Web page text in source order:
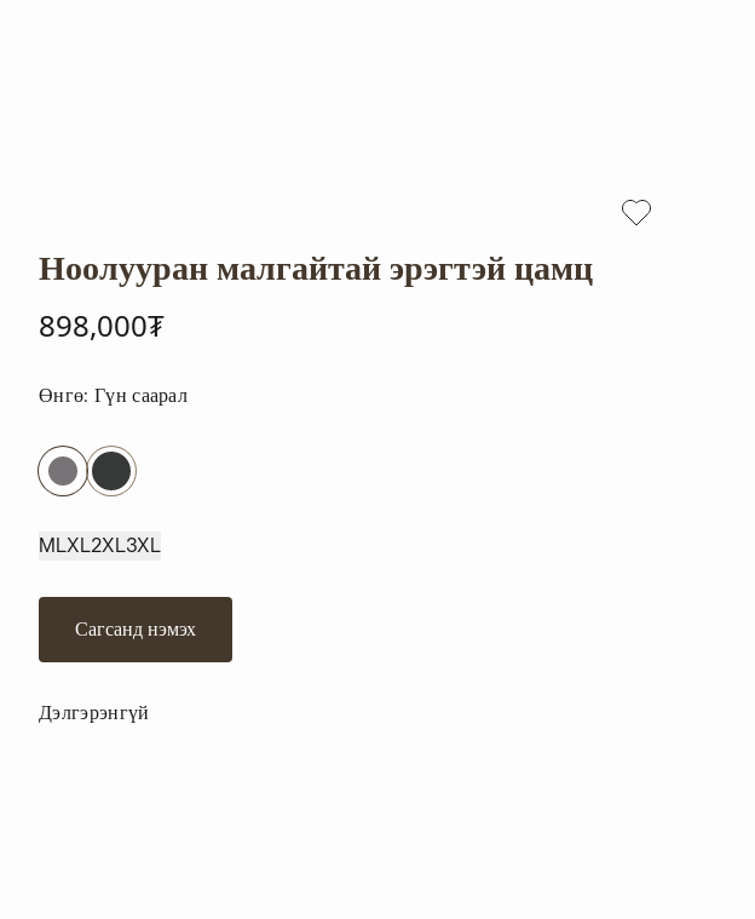
Ноолууран малгайтай эрэгтэй цамц
898,000₮
Өнгө: Гүн саарал
M LXL2XL3XL
Сагсанд нэмэх
Дэлгэрэнгүй